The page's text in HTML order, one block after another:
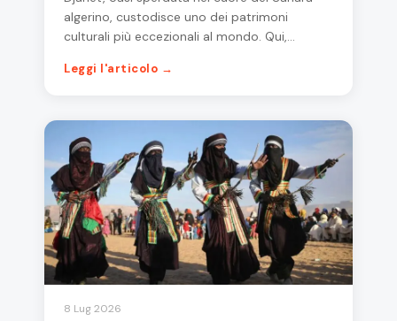
algerino, custodisce uno dei patrimoni
culturali più eccezionali al mondo. Qui,…
Leggi l'articolo →
8 Lug 2026